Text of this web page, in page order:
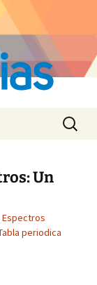
Buscar:
Un
Espectros
periodica